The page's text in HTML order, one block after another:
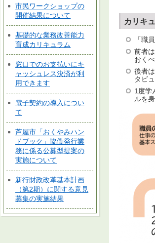
市民ワークショップの
開催結果について
基礎的な業務改善能力
育成カリキュラム
窓口でのお支払いにキ
ャッシュレス決済が利
用できます
電子契約の導入につい
て
芦屋市「おくやみハン
ドブック」協働発行業
務に係る公募型提案の
実施について
新行財政改革基本計画
（第2期）に関する意見
募集の実施結果
カリキ
「職
前者
おく
後者
タビ
1度学
ルを